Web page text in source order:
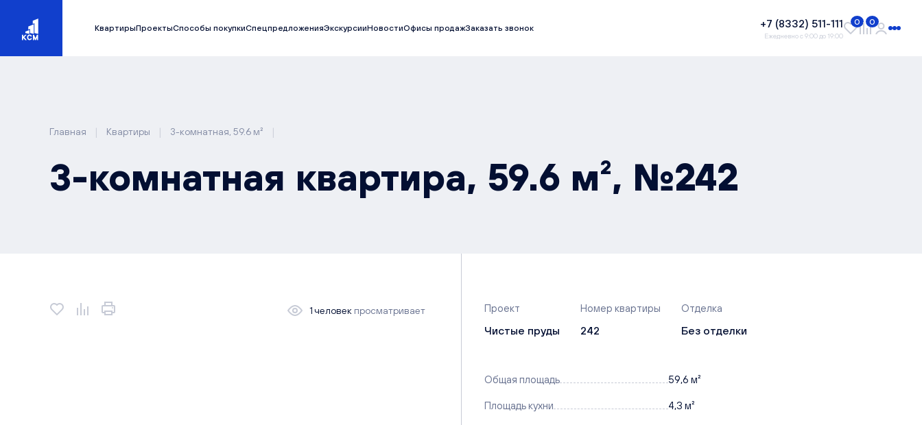
КвартирыПроектыСпособы покупкиСпецпредложенияЭкскурсииНовостиОфисы продажЗаказать звонок +7 (8332) 511-111
Ежедневно с 9:00 до 19:00
0 0
Главная | Квартиры | 3-комнатная, 59.6 м² |
3-комнатная квартира, 59.6 м², №242
1 человек просматривает Проект
Чистые пруды
Номер квартиры
242
Отделка
Без отделки
Общая площадь 59,6 м²
Площадь кухни 4,3 м²